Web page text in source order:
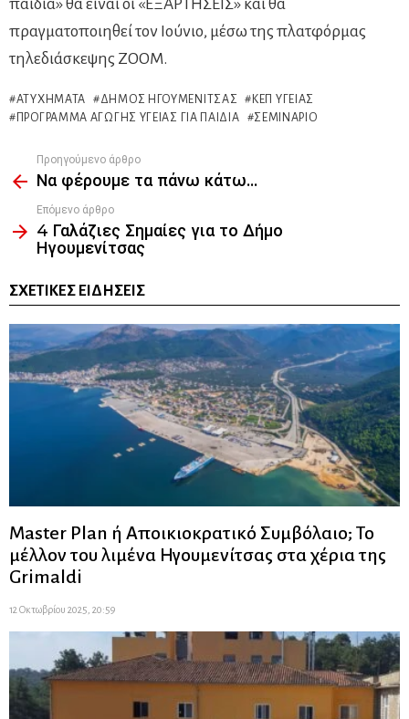
παιδιά» θα είναι οι «ΕΞΑΡΤΗΣΕΙΣ» και θα
πραγματοποιηθεί τον Ιούνιο, μέσω της πλατφόρμας
τηλεδιάσκεψης ZOOM.
ΑΤΥΧΉΜΑΤΑ ΔΉΜΟΣ ΗΓΟΥΜΕΝΊΤΣΑΣ
ΚΕΠ ΥΓΕΊΑΣ
ΠΡΌΓΡΑΜΜΑ ΑΓΩΓΉΣ ΥΓΕΊΑΣ ΓΙΑ ΠΑΙΔΙΆ
ΣΕΜΙΝΆΡΙΟ
more
Προηγούμενο άρθρο
Να φέρουμε τα πάνω κάτω…
Επόμενο άρθρο
4 Γαλάζιες Σημαίες για το Δήμο
Ηγουμενίτσας
ΣΧΕΤΙΚΈΣ ΕΙΔΉΣΕΙΣ
Master Plan ή Αποικιοκρατικό Συμβόλαιο; Το
μέλλον του λιμένα Ηγουμενίτσας στα χέρια της
Grimaldi
12 Οκτωβρίου 2025, 20:59